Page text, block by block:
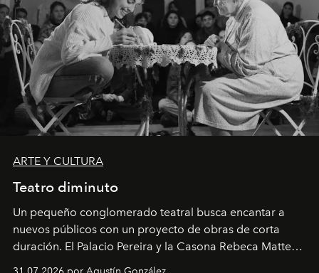
ARTE Y CULTURA
Teatro diminuto
Un pequeño conglomerado teatral busca encantar a
nuevos públicos con un proyecto de obras de corta
duración. El Palacio Pereira y la Casona Rebeca Matte
son algunos de los lugares que han albergado estas